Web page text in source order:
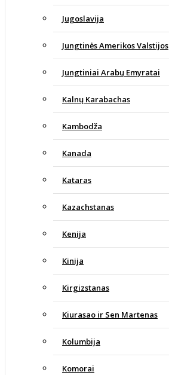
Jugoslavija
Jungtinės Amerikos Valstijos
Jungtiniai Arabų Emyratai
Kalnų Karabachas
Kambodža
Kanada
Kataras
Kazachstanas
Kenija
Kinija
Kirgizstanas
Kiurasao ir Sen Martenas
Kolumbija
Komorai